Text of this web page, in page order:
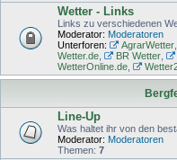
Wetter - Links
Links zu verschiedenen
Moderator: Moderatoren
Unterforen:
AgrarWetter,
Wetter.de
BR Wetter,
WetterOnline.de
Line-Up
Was haltet ihr von den
Moderator: Moderatoren
Themen: 7